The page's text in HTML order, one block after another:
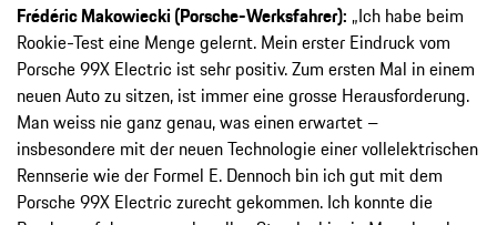
Frédéric Makowiecki (Porsche-Werksfahrer): „Ich habe beim
Rookie-Test eine Menge gelernt. Mein erster Eindruck vom
Porsche 99X Electric ist sehr positiv. Zum ersten Mal in einem
neuen Auto zu sitzen, ist immer eine grosse Herausforderung.
Man weiss nie ganz genau, was einen erwartet –
insbesondere mit der neuen Technologie einer vollelektrischen
Rennserie wie der Formel E. Dennoch bin ich gut mit dem
Porsche 99X Electric zurecht gekommen. Ich konnte die